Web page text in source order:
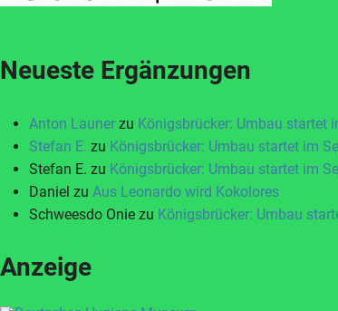
Neueste Ergänzungen
Anton Launer zu Königsbrücker: Umbau startet
Stefan E. zu Königsbrücker: Umbau startet im
Stefan E. zu Königsbrücker: Umbau startet im
Daniel zu Aus Leonardo wird Kokolores
Schweesdo Onie zu Königsbrücker: Umbau
Anzeige